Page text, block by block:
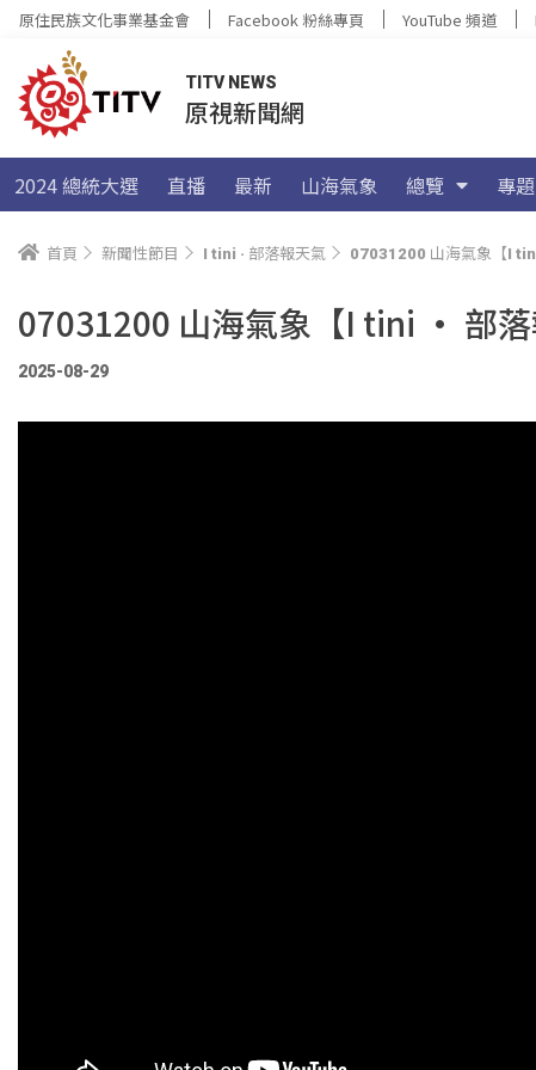
原住民族文化事業基金會 Facebook 粉絲專頁 YouTube 頻道
TITV NEWS
原視新聞網
2024 總統大選 直播 最新 山海氣象 總覽 專題
首頁 新聞性節目 I tini · 部落報天氣 07031200 山海氣象【I
07031200 山海氣象【I tini · 部
2025-08-29